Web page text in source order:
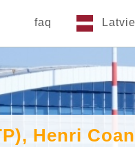
faq
Henri